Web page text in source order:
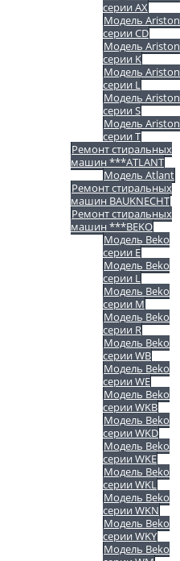
серии AX
Модель Ariston
серии CD
Модель Ariston
серии K
Модель Ariston
серии L
Модель Ariston
серии S
Модель Ariston
серии T
Ремонт стиральных
машин ***ATLANT
Модель Atlant
Ремонт стиральных
машин BAUKNECHT
Ремонт стиральных
машин ***BEKO
Модель Beko
серии E
Модель Beko
серии L
Модель Beko
серии M
Модель Beko
серии R
Модель Beko
серии WB
Модель Beko
серии WE
Модель Beko
серии WKB
Модель Beko
серии WKD
Модель Beko
серии WKE
Модель Beko
серии WKL
Модель Beko
серии WKN
Модель Beko
серии WKY
Модель Beko